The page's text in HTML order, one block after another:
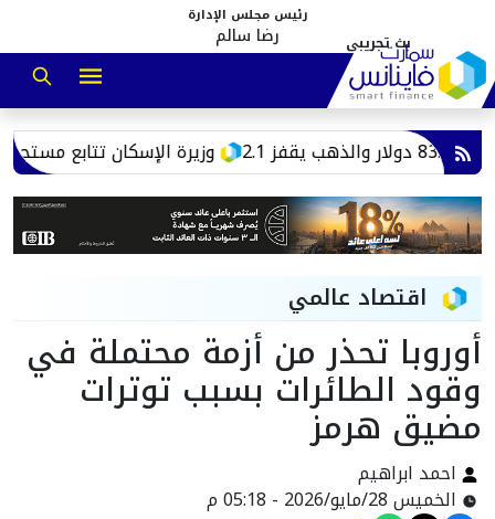
رئيس مجلس الإدارة
رضا سالم
وزيرة الإسكان تتابع مستجدات
اقتصاد عالمي
أوروبا تحذر من أزمة محتملة في
وقود الطائرات بسبب توترات
مضيق هرمز
احمد ابراهيم
الخميس 28/مايو/2026 - 05:18 م